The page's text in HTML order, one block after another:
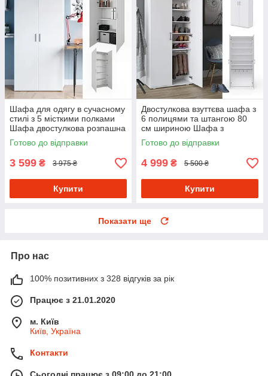
Шафа для одягу в сучасному
стилі з 5 місткими полками
Шафа двостулкова розпашна
80 см в дім або офіс
Готово до відправки
3 599 ₴ 3 975 ₴
Купити
Двостулкова взуттєва шафа з
6 полицями та штангою 80
см шириною Шафа з
полицями для одягу та взуття
з ДСП
Готово до відправки
4 999 ₴ 5 500 ₴
Купити
Показати ще
Про нас
100% позитивних з 328 відгуків за рік
Працює з 21.01.2020
м. Київ
Київ, Україна
Контакти